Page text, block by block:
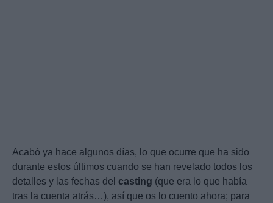
Acabó ya hace algunos días, lo que ocurre que ha sido
durante estos últimos cuando se han revelado todos los
detalles y las fechas del casting (que era lo que había
tras la cuenta atrás…), así que os lo cuento ahora; para